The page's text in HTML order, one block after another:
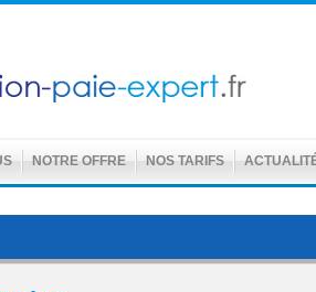
NOTRE OFFRE NOS TARIFS